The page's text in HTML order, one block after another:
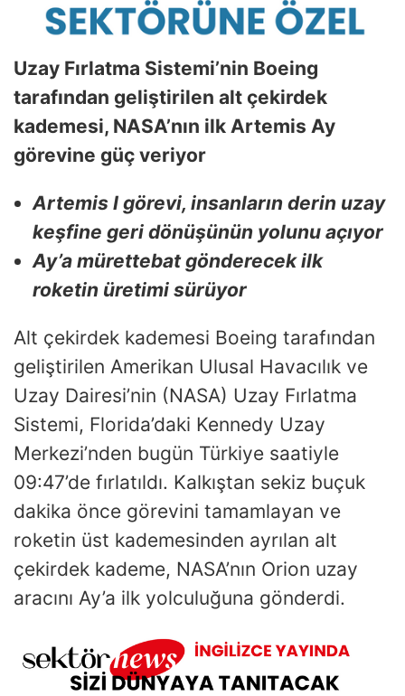
Uzay Fırlatma Sistemi’nin Boeing
tarafından geliştirilen alt çekirdek
kademesi, NASA’nın ilk Artemis Ay
görevine güç veriyor
Artemis I görevi, insanların derin uzay
keşfine geri dönüşünün yolunu açıyor
Ay’a mürettebat gönderecek ilk
roketin üretimi sürüyor
Alt çekirdek kademesi Boeing tarafından
geliştirilen Amerikan Ulusal Havacılık ve
Uzay Dairesi’nin (NASA) Uzay Fırlatma
Sistemi, Florida’daki Kennedy Uzay
Merkezi’nden bugün Türkiye saatiyle
09:47’de fırlatıldı. Kalkıştan sekiz buçuk
dakika önce görevini tamamlayan ve
roketin üst kademesinden ayrılan alt
çekirdek kademe, NASA’nın Orion uzay
aracını Ay’a ilk yolculuğuna gönderdi.